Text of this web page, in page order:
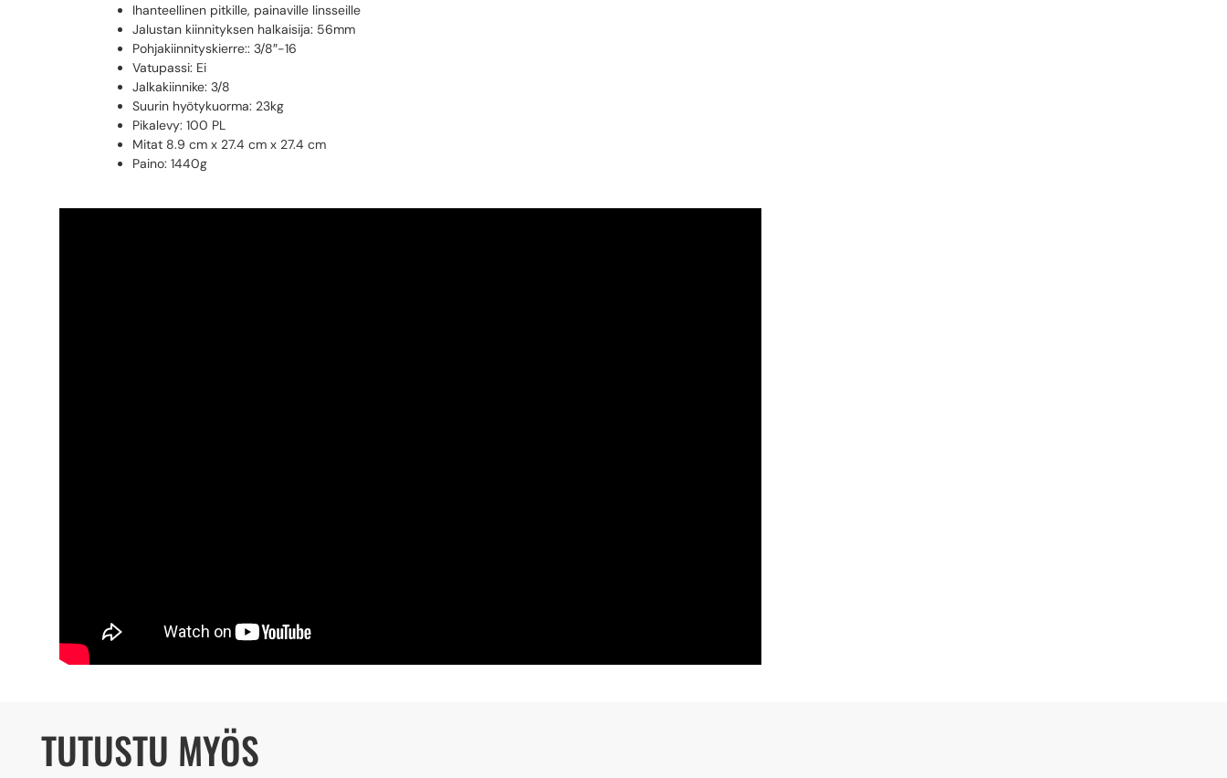
Ihanteellinen pitkille, painaville linsseille
Jalustan kiinnityksen halkaisija: 56mm
Pohjakiinnityskierre:: 3/8″-16
Vatupassi: Ei
Jalkakiinnike: 3/8
Suurin hyötykuorma: 23kg
Pikalevy: 100 PL
Mitat 8.9 cm x 27.4 cm x 27.4 cm
Paino: 1440g
TUTUSTU MYÖS